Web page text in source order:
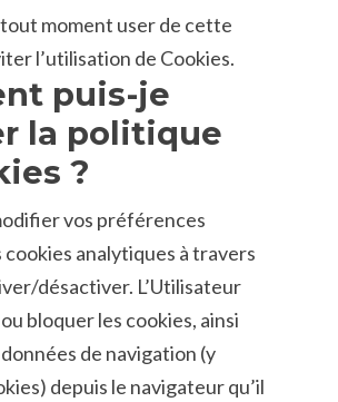
moment user de cette
l’utilisation de Cookies.
puis-je
la politique
?
vos préférences
analytiques à travers
désactiver. L’Utilisateur
bloquer les cookies, ainsi
de navigation (y
depuis le navigateur qu’il